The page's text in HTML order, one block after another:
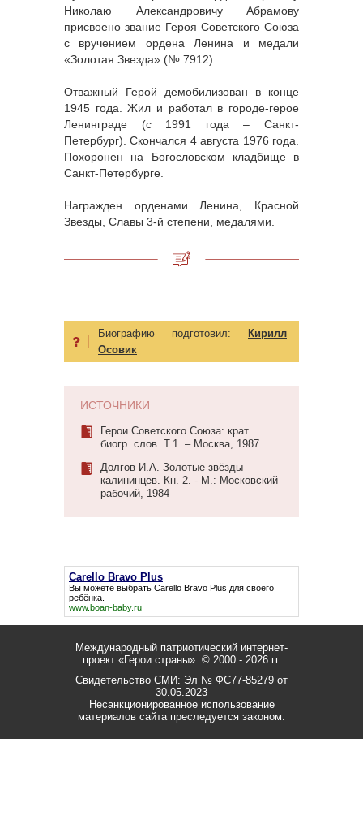
Николаю Александровичу Абрамову
присвоено звание Героя Советского Союза
с вручением ордена Ленина и медали
«Золотая Звезда» (№ 7912).
Отважный Герой демобилизован в конце
1945 года. Жил и работал в городе-герое
Ленинграде (с 1991 года – Санкт-
Петербург). Скончался 4 августа 1976 года.
Похоронен на Богословском кладбище в
Санкт-Петербурге.
Награжден орденами Ленина, Красной
Звезды, Славы 3-й степени, медалями.
Биографию подготовил:
Кирилл
Осовик
ИСТОЧНИКИ
Герои Советского Союза: крат.
биогр. слов. Т.1. – Москва, 1987.
Долгов И.А. Золотые звёзды
калининцев. Кн. 2. - М.: Московский
рабочий, 1984
Carello Bravo Plus
Вы можете выбрать Carello Bravo Plus для своего
ребёнка.
www.boan-baby.ru
Международный патриотический интернет-
проект «Герои страны». © 2000 - 2026 гг.
Свидетельство СМИ: Эл № ФС77-85279 от
30.05.2023
Несанкционированное использование
материалов сайта преследуется законом.